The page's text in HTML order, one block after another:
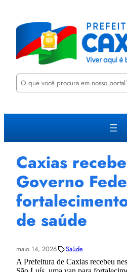
P
u
a
Caxias
Governo
de saúde
maio 14, 2026 Saúde
A Prefeitura de Caxias recebeu